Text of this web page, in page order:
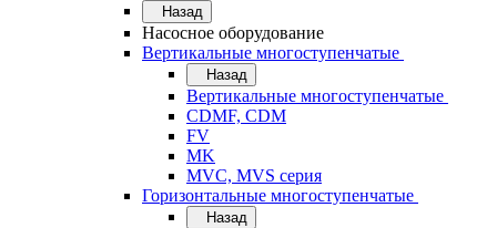
Назад
Насосное оборудование
Вертикальные многоступенчатые
Назад
Вертикальные многоступенчатые
CDMF, CDM
FV
MK
MVC, MVS серия
Горизонтальные многоступенчатые
Назад